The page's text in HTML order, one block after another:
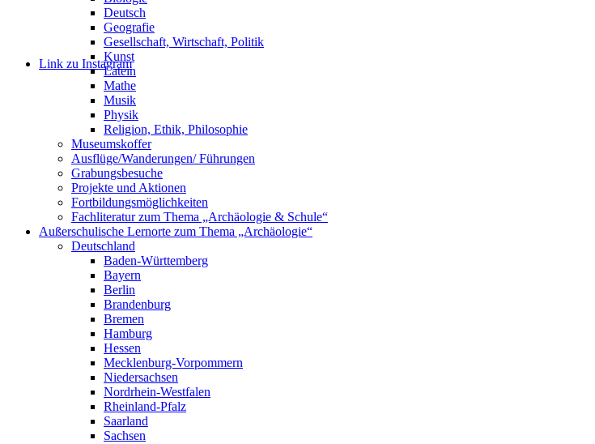
Link zu Instagram
Deutsch
Geografie
Gesellschaft, Wirtschaft, Politik
Kunst
Latein
Mathe
Musik
Physik
Religion, Ethik, Philosophie
Museumskoffer
Ausflüge/Wanderungen/ Führungen
Grabungsbesuche
Projekte und Aktionen
Fortbildungsmöglichkeiten
Fachliteratur zum Thema „Archäologie & Schule“
Außerschulische Lernorte zum Thema „Archäologie“
Deutschland
Baden-Württemberg
Bayern
Berlin
Brandenburg
Bremen
Hamburg
Hessen
Mecklenburg-Vorpommern
Niedersachsen
Nordrhein-Westfalen
Rheinland-Pfalz
Saarland
Sachsen